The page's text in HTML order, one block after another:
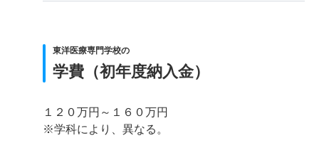
東洋医療専門学校の
学費（初年度納入金）
１２０万円～１６０万円
※学科により、異なる。